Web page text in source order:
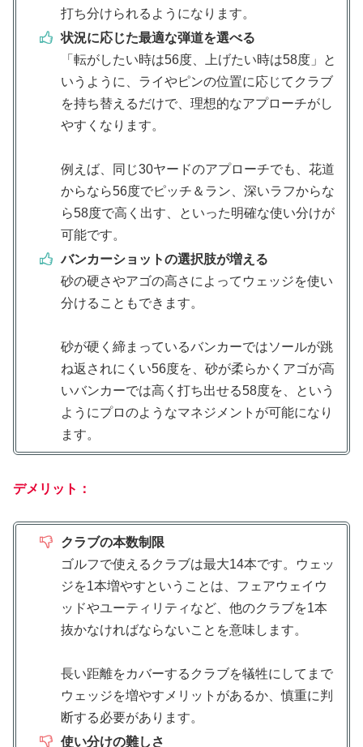
打ち分けられるようになります。
状況に応じた最適な弾道を選べる
「転がしたい時は56度、上げたい時は58度」と
いうように、ライやピンの位置に応じてクラブ
を持ち替えるだけで、理想的なアプローチがし
やすくなります。
例えば、同じ30ヤードのアプローチでも、花道
からなら56度でピッチ＆ラン、深いラフからな
ら58度で高く出す、といった明確な使い分けが
可能です。
バンカーショットの選択肢が増える
砂の硬さやアゴの高さによってウェッジを使い
分けることもできます。
砂が硬く締まっているバンカーではソールが跳
ね返されにくい56度を、砂が柔らかくアゴが高
いバンカーでは高く打ち出せる58度を、という
ようにプロのようなマネジメントが可能になり
ます。
デメリット：
クラブの本数制限
ゴルフで使えるクラブは最大14本です。ウェッ
ジを1本増やすということは、フェアウェイウ
ッドやユーティリティなど、他のクラブを1本
抜かなければならないことを意味します。
長い距離をカバーするクラブを犠牲にしてまで
ウェッジを増やすメリットがあるか、慎重に判
断する必要があります。
使い分けの難しさ